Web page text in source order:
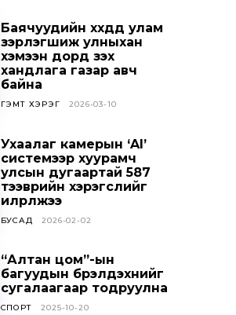
Баячуудийн хүүхдүүд улам
зэрлэгшиж улныхан
хэмээн дорд үзэх
хандлага газар авч
байна
ГЭМТ ХЭРЭГ 2026-03-10
Ухаалаг камерын ‘AI’
системээр хуурамч
улсын дугаартай 587
тээврийн хэрэгслийг
илрүүлжээ
БУСАД 2026-02-02
“Алтан цом”-ын
багуудын бүрэлдэхүүнийг
сугалаагаар тодруулна
СПОРТ 2025-10-20